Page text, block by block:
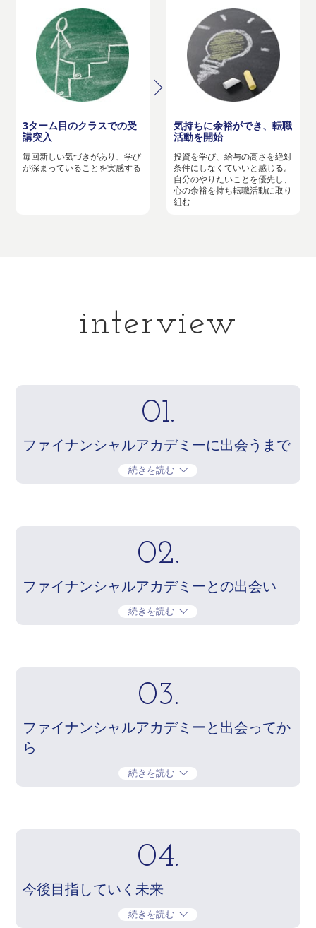
3ターム目のクラスでの受
講突入
毎回新しい気づきがあり、学び
が深まっていることを実感する
気持ちに余裕ができ、転職
活動を開始
投資を学び、給与の高さを絶対
条件にしなくていいと感じる。
自分のやりたいことを優先し、
心の余裕を持ち転職活動に取り
組む
interview
01.
ファイナンシャルアカデミーに出会うまで
続きを読む
02.
ファイナンシャルアカデミーとの出会い
続きを読む
03.
ファイナンシャルアカデミーと出会ってか
ら
続きを読む
04.
今後目指していく未来
続きを読む